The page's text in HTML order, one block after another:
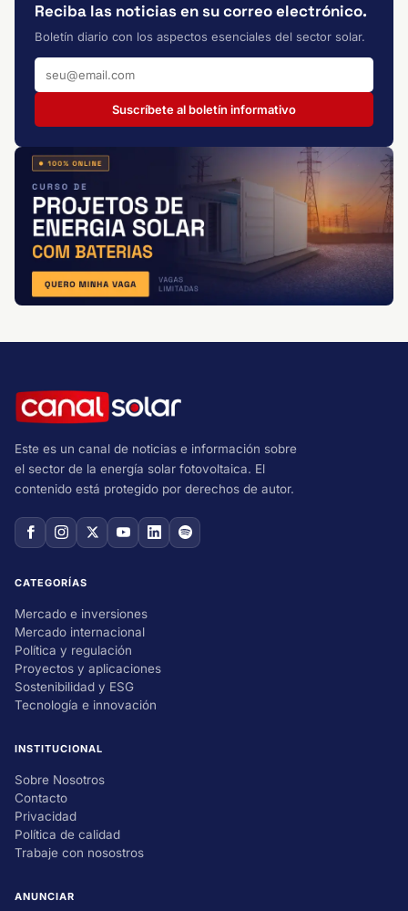
Reciba las noticias en su correo electrónico.
Boletín diario con los aspectos esenciales del sector solar.
Suscríbete al boletín informativo
Este es un canal de noticias e información sobre
el sector de la energía solar fotovoltaica. El
contenido está protegido por derechos de autor.
CATEGORÍAS
Mercado e inversiones
Mercado internacional
Política y regulación
Proyectos y aplicaciones
Sostenibilidad y ESG
Tecnología e innovación
INSTITUCIONAL
Sobre Nosotros
Contacto
Privacidad
Política de calidad
Trabaje con nosostros
ANUNCIAR